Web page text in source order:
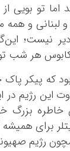
تو بویی
و همه
نیست؛
کابوس هر شب
این رژیم در
خاطره بزرگ
برای
رژیم